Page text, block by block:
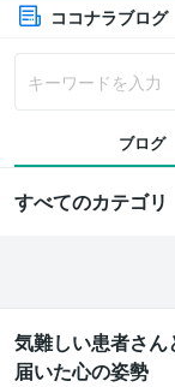
ココナラブログ
ブログ
すべてのカテゴリ
気難しい患者さ
届いた心の姿勢